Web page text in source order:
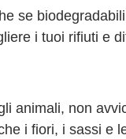
se
i tuoi rifiuti e
animali, non
i fiori, i sassi